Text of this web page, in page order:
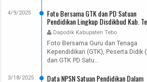
Foto Bersama GTK dan PD Satuan
Pendidikan Lingkup Disdikbud Kab.
Pada Hari Rabu, 9 April 2025
Dapodik Kabupaten Tebo
4/9/2025
Foto Bersama Guru dan Tenaga
Kependidikan (GTK), Peserta Didik
dan GTK PD Satu...
Data NPSN Satuan Pendidikan Dalam
3/18/2025